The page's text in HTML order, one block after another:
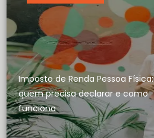
Imposto de Renda Pessoa Física:
quem precisa declarar e como
funciona